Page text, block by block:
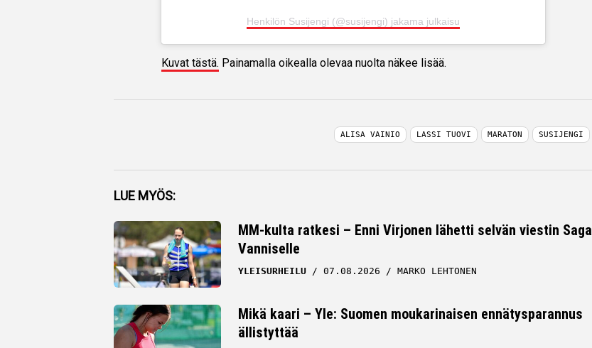
Henkilön Susijengi (@susijengi) jakama julkaisu
Kuvat tästä. Painamalla oikealla olevaa nuolta näkee lisää.
Facebook
Twitter
Whatsapp
ALISA VAINIO LASSI TUOVI MARATON SUSIJENGI
LUE MYÖS:
MM-kulta ratkesi – Enni Virjonen lähetti selvän viestin Saga
Vanniselle
YLEISURHEILU 07.08.2026 MARKO LEHTONEN
Mikä kaari – Yle: Suomen moukarinaisen ennätysparannus
ällistyttää